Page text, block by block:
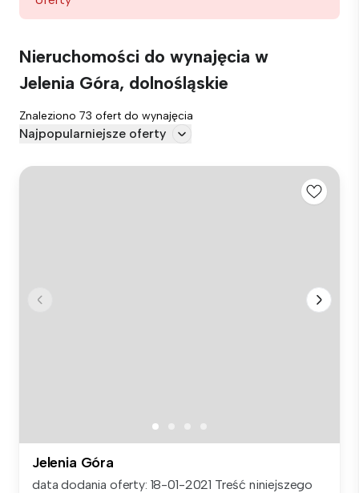
Nieruchomości do wynajęcia w
Jelenia Góra, dolnośląskie
Znaleziono 73 ofert do wynajęcia
Najpopularniejsze oferty
Jelenia Góra
data dodania oferty: 18-01-2021 Treść niniejszego